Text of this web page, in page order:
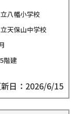
八幡小学校
天保山中学校
階建
日：2026/6/15